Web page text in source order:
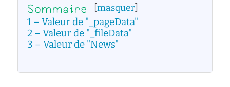
actualités
contact
enseignement
inclusif
accessibilité
sites
satellites
Sommaire [masquer]
1
Valeur de "_pageData"
2
Valeur de "_fileData"
3
Valeur de "News"